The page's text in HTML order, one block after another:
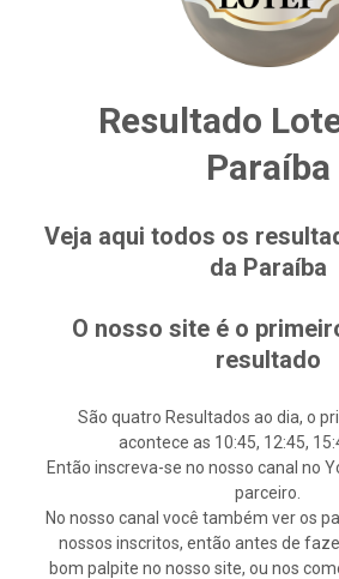
Resultado
Paraíba
Veja aqui todos os
da Paraíba
O nosso site é o
resultado
São quatro Resultados ao dia, o
acontece as 10:45, 12:45,
Então inscreva-se no nosso canal no
parceiro.
No nosso canal você também ver os
nossos inscritos, então antes de
bom palpite no nosso site, ou nos